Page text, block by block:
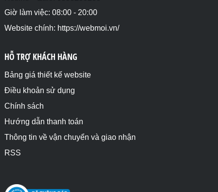
Giờ làm việc: 08:00 - 20:00
Website chính: https://webmoi.vn/
HỖ TRỢ KHÁCH HÀNG
Bảng giá thiết kế website
Điều khoản sử dụng
Chính sách
Hướng dẫn thanh toán
Thông tin về vận chuyển và giao nhận
RSS